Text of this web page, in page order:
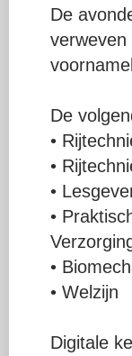
De
De
•
•
•
•
•
• Welzijn
Digitale